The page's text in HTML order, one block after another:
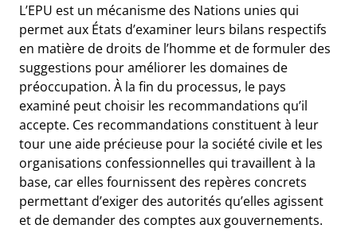
L’EPU est un mécanisme des Nations unies qui
permet aux États d’examiner leurs bilans respectifs
en matière de droits de l’homme et de formuler des
suggestions pour améliorer les domaines de
préoccupation. À la fin du processus, le pays
examiné peut choisir les recommandations qu’il
accepte. Ces recommandations constituent à leur
tour une aide précieuse pour la société civile et les
organisations confessionnelles qui travaillent à la
base, car elles fournissent des repères concrets
permettant d’exiger des autorités qu’elles agissent
et de demander des comptes aux gouvernements.